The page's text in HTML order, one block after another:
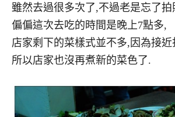
雖然去過很多次了,不過老是忘了拍
偏偏這次去吃的時間是晚上7點多,
店家剩下的菜樣式並不多,因為接近
所以店家也沒再煮新的菜色了.